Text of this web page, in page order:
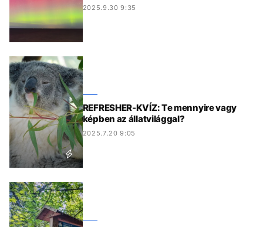
2025.9.30 9:35
REFRESHER-KVÍZ: Te mennyire vagy
képben az állatvilággal?
2025.7.20 9:05